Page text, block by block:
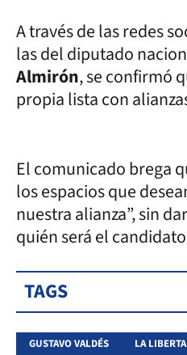
A través de las redes
las del diputado
Almirón, se confirmó
propia lista con
El comunicado brega
los espacios que
nuestra alianza”, sin
quién será el
TAGS
GUSTAVO VALDÉS LA